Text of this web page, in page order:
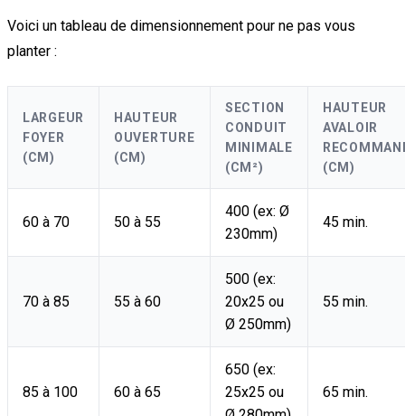
Voici un tableau de dimensionnement pour ne pas vous
planter :
LARGEUR
FOYER
(CM)
HAUTEUR
OUVERTURE
(CM)
SECTION
CONDUIT
MINIMALE
(CM²)
HAUTEUR
AVALOIR
(CM)
60 à 70 50 à 55
400 (ex: Ø
230mm)
45 min.
70 à 85 55 à 60
500 (ex:
20x25 ou
Ø 250mm)
55 min.
85 à 100 60 à 65
650 (ex:
25x25 ou
65 min.